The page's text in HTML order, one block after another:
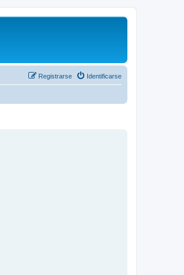
Identificarse
Registrarse